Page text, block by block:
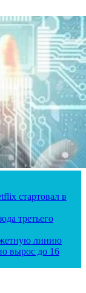
стартовал в
третьего
линию
вырос до 16